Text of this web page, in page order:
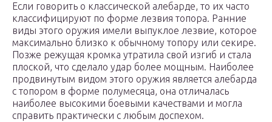
Если говорить о классической алебарде, то их часто
классифицируют по форме лезвия топора. Ранние
виды этого оружия имели выпуклое лезвие, которое
максимально близко к обычному топору или секире.
Позже режущая кромка утратила свой изгиб и стала
плоской, что сделало удар более мощным. Наиболее
продвинутым видом этого оружия является алебарда
с топором в форме полумесяца, она отличалась
наиболее высокими боевыми качествами и могла
справить практически с любым доспехом.